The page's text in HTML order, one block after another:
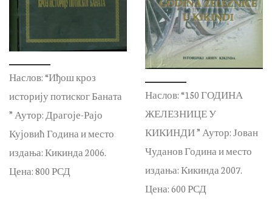
Наслов: “Иђош кроз
историју потиског Баната
” Аутор: Драгоје-Рајо
Кујовић Година и место
издања: Кикинда 2006.
Цена: 800 РСД
Наслов: “150 ГОДИНА
ЖЕЛЕЗНИЦЕ У
КИКИНДИ ” Аутор: Јован
Чуданов Година и место
издања: Кикинда 2007.
Цена: 600 РСД